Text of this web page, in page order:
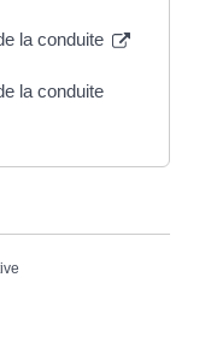
la conduite
la conduite